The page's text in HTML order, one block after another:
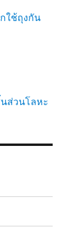
ใช้ถุงกัน
ส่วนโลหะ